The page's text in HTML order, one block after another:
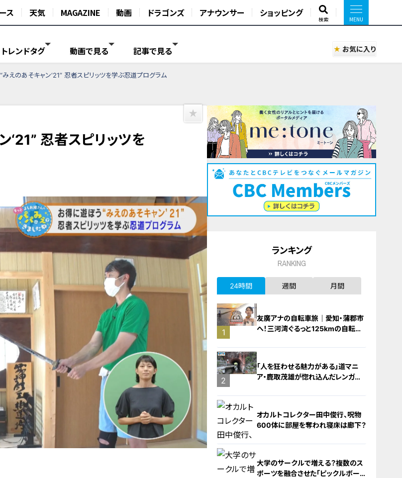
ス 天気 MAGAZINE 動画 ドラゴンズ アナウンサー ショッピング
検索
トレンドタグ 動画で見る 記事で見る お気に入り
みえのあそキャン‘21” 忍者スピリッツを学ぶ忍道プログラム
‘21” 忍者スピリッツを
ランキング
RANKING
24時間 週間 月間
1
友廣アナの自転車旅｜愛知・蒲郡市
へ！三河湾ぐるっと125kmの自転車
2
「人を狂わせる魅力がある」道マニ
ア・鹿取茂雄が惚れ込んだレンガの
オカルトコレクター田中俊行、呪物
600体に部屋を奪われ寝床は廊下？
大学のサークルで増える？複数のス
ポーツを融合させた「ピックルボー